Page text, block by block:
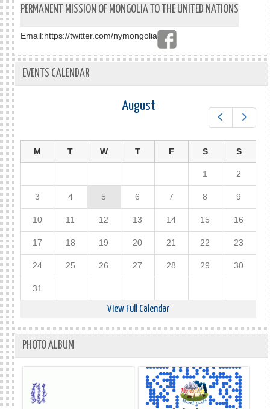
PERMANENT MISSION OF MONGOLIA TO THE UNITED NATIONS
Email:https://twitter.com/nymongolia
EVENTS CALENDAR
August
M T W T F S S
1 2
3 4 5 6 7 8 9
10 11 12 13 14 15 16
17 18 19 20 21 22 23
24 25 26 27 28 29 30
31
View Full Calendar
PHOTO ALBUM